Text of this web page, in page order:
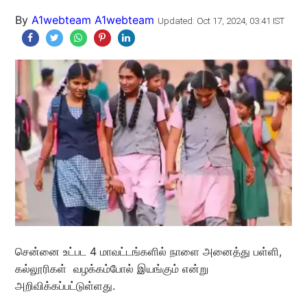
By A1webteam A1webteam Updated: Oct 17, 2024, 03:41 IST
சென்னை உட்பட 4 மாவட்டங்களில் நாளை அனைத்து பள்ளி,
கல்லூரிகள் வழக்கம்போல் இயங்கும் என்று
அறிவிக்கப்பட்டுள்ளது.